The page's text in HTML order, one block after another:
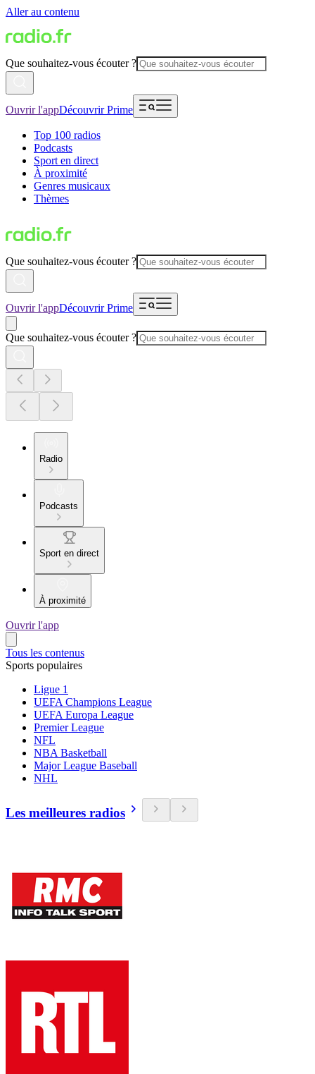
Aller au contenu
Que souhaitez-vous écouter ?
Ouvrir l'appDécouvrir Prime
Top 100 radios
Podcasts
Sport en direct
À proximité
Genres musicaux
Thèmes
Que souhaitez-vous écouter ?
Ouvrir l'appDécouvrir Prime
Que souhaitez-vous écouter ?
Radio
Podcasts
Sport en direct
À proximité
Ouvrir l'app
Tous les contenus
Sports populaires
Ligue 1
UEFA Champions League
UEFA Europa League
Premier League
NFL
NBA Basketball
Major League Baseball
NHL
Les meilleures radios